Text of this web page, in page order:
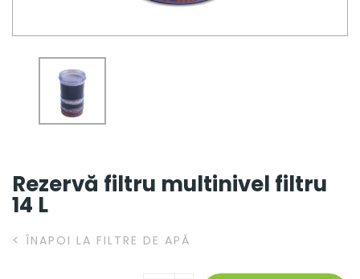
Rezervă filtru multinivel filtru
14 L
< ÎNAPOI LA FILTRE DE APĂ